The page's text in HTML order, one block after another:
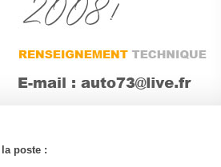
poste :